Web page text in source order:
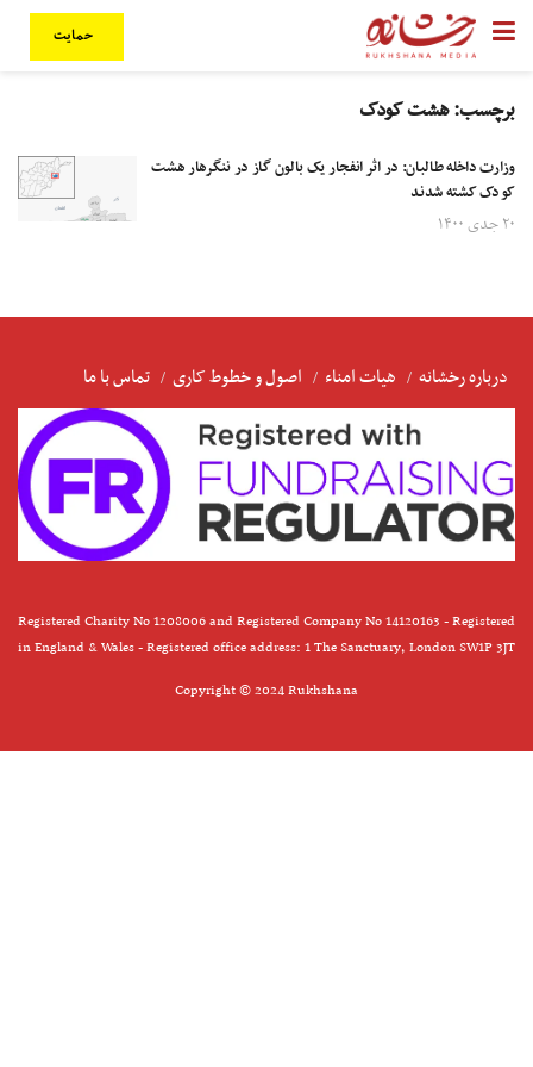
حمایت
برچسب:هشت کودک
وزارت داخله‌ طالبان: در اثر انفجار یک بالون گاز در ننگرهار هشت
کودک کشته شدند
۲۰ جدی ۱۴۰۰
درباره رخشانه هیات امناء اصول و خطوط کاری تماس با ما
Registered Charity No 1208006 and Registered Company No 14120163 - Registered
in England & Wales - Registered office address: 1 The Sanctuary, London SW1P 3JT
Copyright © 2024 Rukhshana